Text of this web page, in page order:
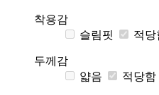
착용감
슬림핏
적당
두께감
얇음
적당함